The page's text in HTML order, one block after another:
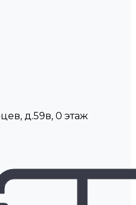
д.59в, 0 этаж